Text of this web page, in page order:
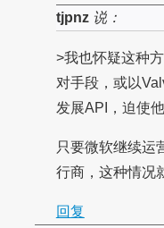
tjpnz说：
>我也怀疑这种
对手段，或以
发展API，迫使
只要微软继续运
行商，这种情况
回复